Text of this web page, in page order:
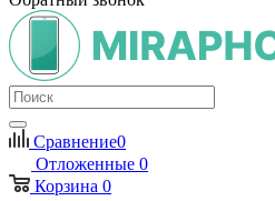
Сравнение0
Отложенные 0
Корзина 0